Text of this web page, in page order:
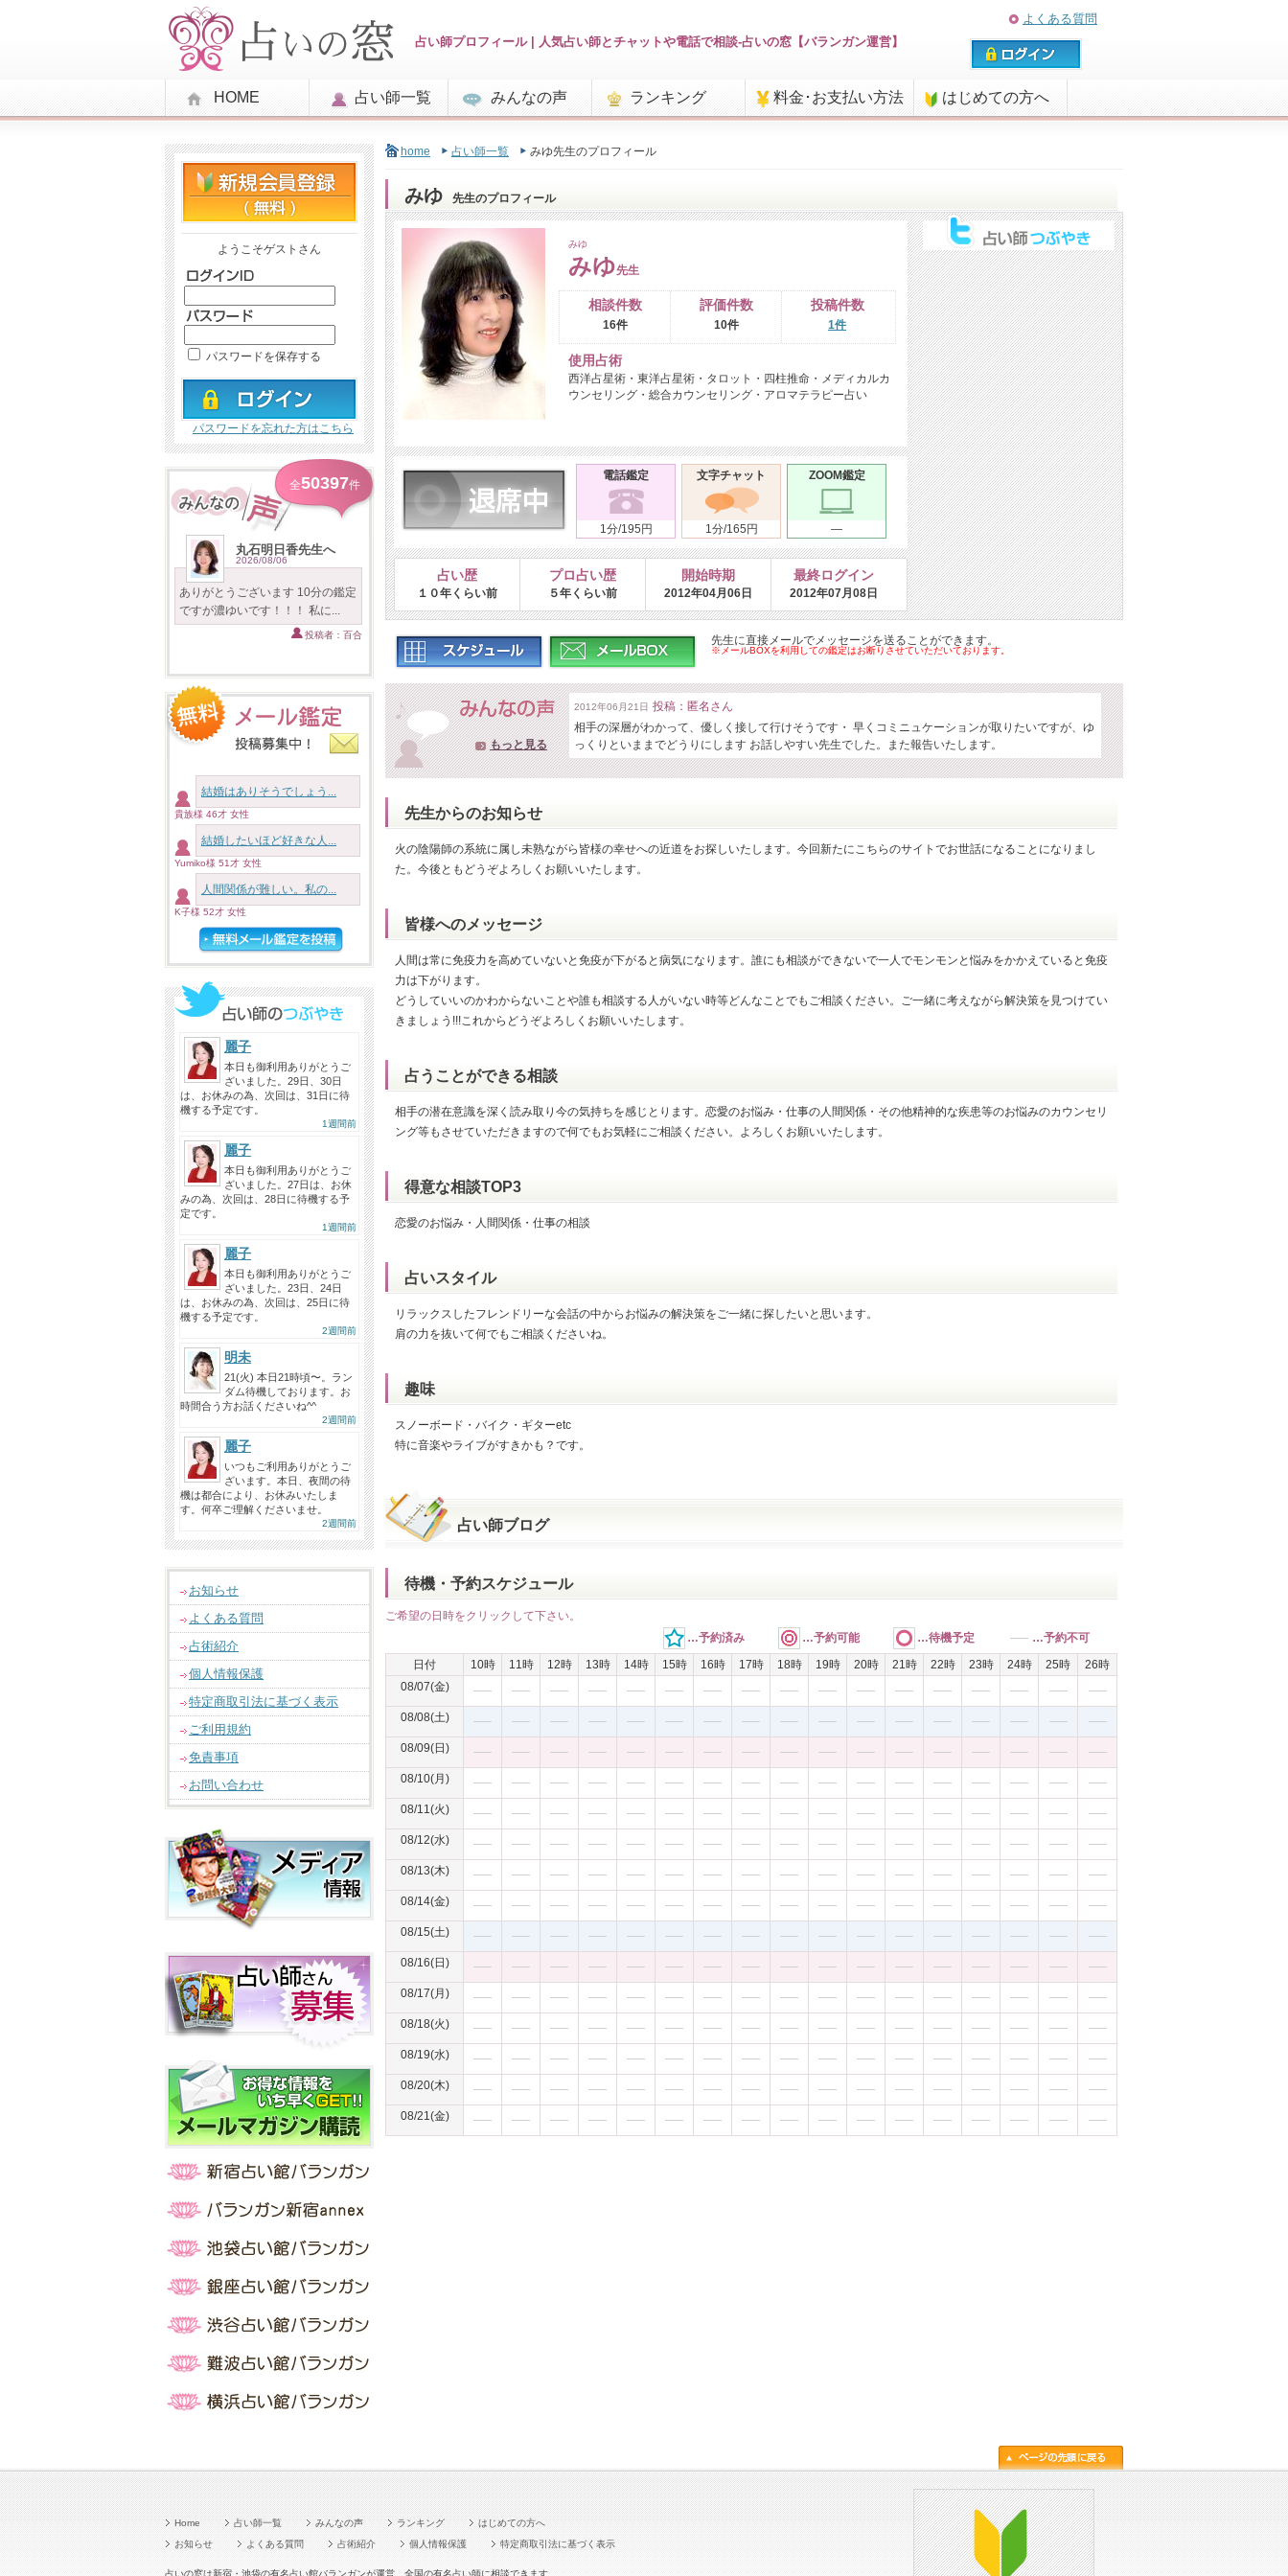
占い師プロフィール | 人気占い師とチャットや電話で相談-占いの窓【バランガン運営】
よくある質問
HOME 占い師一覧 みんなの声 ランキング 料金･お支払い方法 はじめての方へ
ようこそゲストさん
パスワードを保存する
パスワードを忘れた方はこちら
全50397件
丸石明日香先生へ
2026/08/06
ありがとうございます 10分の鑑定
ですが濃ゆいです！！！ 私に...
投稿者：百合
結婚はありそうでしょう...
貴族様 46才 女性
結婚したいほど好きな人...
Yumiko様 51才 女性
人間関係が難しい。私の...
K子様 52才 女性
麗子
本日も御利用ありがとうご
ざいました。29日、30日
は、お休みの為、次回は、31日に待
機する予定です。
1週間前
麗子
本日も御利用ありがとうご
ざいました。27日は、お休
みの為、次回は、28日に待機する予
定です。
1週間前
麗子
本日も御利用ありがとうご
ざいました。23日、24日
は、お休みの為、次回は、25日に待
機する予定です。
2週間前
明未
21(火) 本日21時頃〜。ラン
ダム待機しております。お
時間合う方お話くださいね^^
2週間前
麗子
いつもご利用ありがとうご
ざいます。本日、夜間の待
機は都合により、お休みいたしま
す。何卒ご理解くださいませ。
2週間前
お知らせ
よくある質問
占術紹介
個人情報保護
特定商取引法に基づく表示
ご利用規約
免責事項
お問い合わせ
home 占い師一覧 みゆ先生のプロフィール
みゆ 先生のプロフィール
みゆ
みゆ先生
相談件数
16件
評価件数
10件
投稿件数
1件
使用占術
西洋占星術・東洋占星術・タロット・四柱推命・メディカルカ
ウンセリング・総合カウンセリング・アロマテラピー占い
電話鑑定
1分/195円
文字チャット
1分/165円
ZOOM鑑定
―
占い歴
１０年くらい前
プロ占い歴
５年くらい前
開始時期
2012年04月06日
最終ログイン
2012年07月08日
先生に直接メールでメッセージを送ることができます。
※メールBOXを利用しての鑑定はお断りさせていただいております。
もっと見る
2012年06月21日 投稿：匿名さん
相手の深層がわかって、優しく接して行けそうです・ 早くコミニュケーションが取りたいですが、ゆ
っくりといままでどうりにします お話しやすい先生でした。また報告いたします。
先生からのお知らせ
火の陰陽師の系統に属し未熟ながら皆様の幸せへの近道をお探しいたします。今回新たにこちらのサイトでお世話になることになりまし
た。今後ともどうぞよろしくお願いいたします。
皆様へのメッセージ
人間は常に免疫力を高めていないと免疫が下がると病気になります。誰にも相談ができないで一人でモンモンと悩みをかかえていると免疫
力は下がります。
どうしていいのかわからないことや誰も相談する人がいない時等どんなことでもご相談ください。ご一緒に考えながら解決策を見つけてい
きましょう!!!これからどうぞよろしくお願いいたします。
占うことができる相談
相手の潜在意識を深く読み取り今の気持ちを感じとります。恋愛のお悩み・仕事の人間関係・その他精神的な疾患等のお悩みのカウンセリ
ング等もさせていただきますので何でもお気軽にご相談ください。よろしくお願いいたします。
得意な相談TOP3
恋愛のお悩み・人間関係・仕事の相談
占いスタイル
リラックスしたフレンドリーな会話の中からお悩みの解決策をご一緒に探したいと思います。
肩の力を抜いて何でもご相談くださいね。
趣味
スノーボード・バイク・ギターetc
特に音楽やライブがすきかも？です。
占い師ブログ
待機・予約スケジュール
ご希望の日時をクリックして下さい。
…予約済み
…予約可能 …待機予定
…予約不可
日付
10時 11時 12時 13時 14時 15時 16時 17時 18時 19時 20時 21時 22時 23時 24時 25時
26時
08/07(金)
08/08(土)
08/09(日)
08/10(月)
08/11(火)
08/12(水)
08/13(木)
08/14(金)
08/15(土)
08/16(日)
08/17(月)
08/18(火)
08/19(水)
08/20(木)
08/21(金)
Home 占い師一覧 みんなの声 ランキング
はじめての方へ
お知らせ
よくある質問 占術紹介 個人情報保護 特定商取引法に基づく表示
占いの窓は新宿・池袋の有名占い館バランガンが運営。全国の有名占い師に相談できます